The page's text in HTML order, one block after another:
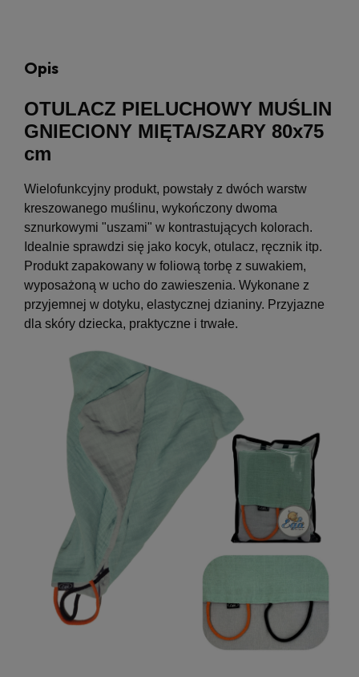
Opis
OTULACZ PIELUCHOWY MUŚLIN
GNIECIONY MIĘTA/SZARY 80x75
cm
Wielofunkcyjny produkt, powstały z dwóch warstw
kreszowanego muślinu, wykończony dwoma
sznurkowymi "uszami" w kontrastujących kolorach.
Idealnie sprawdzi się jako kocyk, otulacz, ręcznik itp.
Produkt zapakowany w foliową torbę z suwakiem,
wyposażoną w ucho do zawieszenia. Wykonane z
przyjemnej w dotyku, elastycznej dzianiny. Przyjazne
dla skóry dziecka, praktyczne i trwałe.